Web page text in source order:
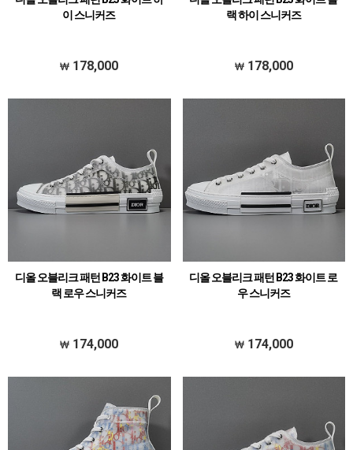
이 스니커즈
178,000
랙 하이 스니커즈
178,000
디올 오블리크 패턴 B23 화이트 블
랙 로우 스니커즈
174,000
디올 오블리크 패턴 B23 화이트 로
우 스니커즈
174,000